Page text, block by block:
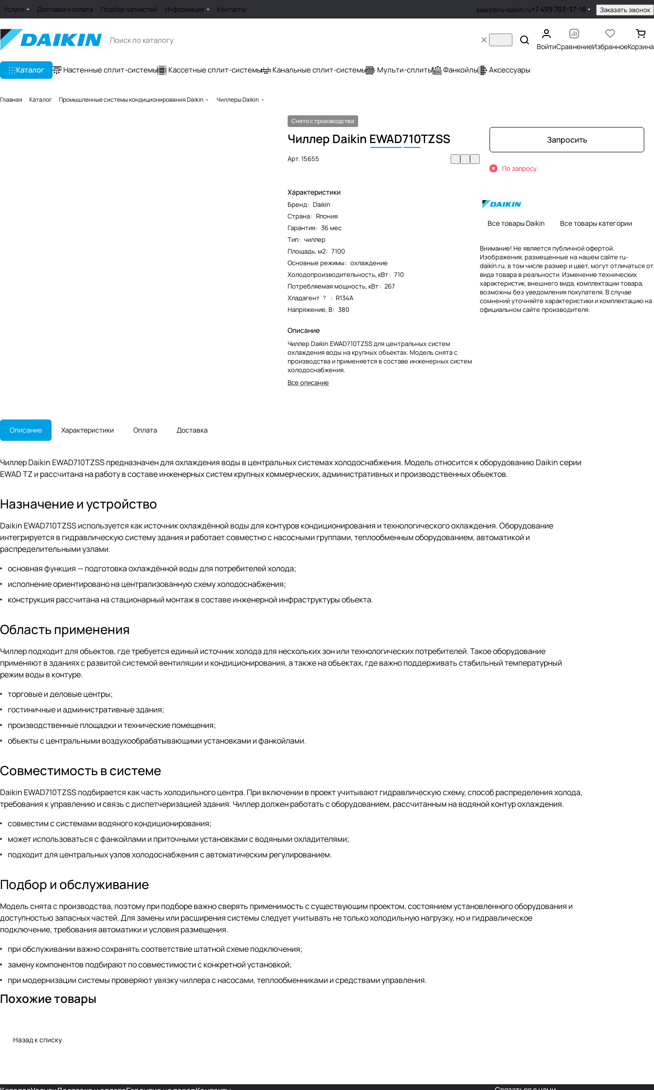
Услуги Доставка и оплата Подбор запчастей Информация Контакты sales@ru-daikin.ru+7 499 703-37-18 Заказать звонок
ВойтиСравнениеИзбранноеКорзина
Каталог Настенные сплит-системы Кассетные сплит-системы Канальные сплит-системы Мульти-сплиты Фанкойлы Аксессуары
Главная Каталог Промышленные системы кондиционирования Daikin Чиллеры Daikin
Снято с производства
Чиллер Daikin EWAD710TZSS
Арт.15655
Характеристики
Бренд: Daikin
Страна: Япония
Гарантия: 36 мес
Тип: чиллер
Площадь, м2: 7100
Основные режимы: охлаждение
Холодопроизводительность, кВт: 710
Потребляемая мощность, кВт: 267
Хладагент ? : R134A
Напряжение, В: 380
Описание
Чиллер Daikin EWAD710TZSS для центральных систем
охлаждения воды на крупных объектах. Модель снята с
производства и применяется в составе инженерных систем
холодоснабжения.
Все описание
Запросить
По запросу
Все товары Daikin Все товары категории
Внимание! Не является публичной офертой.
Изображения, размещенные на нашем сайте ru-
daikin.ru, в том числе размер и цвет, могут отличаться от
вида товара в реальности. Изменение технических
характеристик, внешнего вида, комплектации товара,
возможны без уведомления покупателя. В случае
сомнений уточняйте характеристики и комплектацию на
официальном сайте производителя.
Описание Характеристики Оплата Доставка
Чиллер Daikin EWAD710TZSS предназначен для охлаждения воды в центральных системах холодоснабжения. Модель относится к оборудованию Daikin серии
EWAD TZ и рассчитана на работу в составе инженерных систем крупных коммерческих, административных и производственных объектов.
Назначение и устройство
Daikin EWAD710TZSS используется как источник охлаждённой воды для контуров кондиционирования и технологического охлаждения. Оборудование
интегрируется в гидравлическую систему здания и работает совместно с насосными группами, теплообменным оборудованием, автоматикой и
распределительными узлами.
основная функция — подготовка охлаждённой воды для потребителей холода;
исполнение ориентировано на централизованную схему холодоснабжения;
конструкция рассчитана на стационарный монтаж в составе инженерной инфраструктуры объекта.
Область применения
Чиллер подходит для объектов, где требуется единый источник холода для нескольких зон или технологических потребителей. Такое оборудование
применяют в зданиях с развитой системой вентиляции и кондиционирования, а также на объектах, где важно поддерживать стабильный температурный
режим воды в контуре.
торговые и деловые центры;
гостиничные и административные здания;
производственные площадки и технические помещения;
объекты с центральными воздухообрабатывающими установками и фанкойлами.
Совместимость в системе
Daikin EWAD710TZSS подбирается как часть холодильного центра. При включении в проект учитывают гидравлическую схему, способ распределения холода,
требования к управлению и связь с диспетчеризацией здания. Чиллер должен работать с оборудованием, рассчитанным на водяной контур охлаждения.
совместим с системами водяного кондиционирования;
может использоваться с фанкойлами и приточными установками с водяными охладителями;
подходит для центральных узлов холодоснабжения с автоматическим регулированием.
Подбор и обслуживание
Модель снята с производства, поэтому при подборе важно сверять применимость с существующим проектом, состоянием установленного оборудования и
доступностью запасных частей. Для замены или расширения системы следует учитывать не только холодильную нагрузку, но и гидравлическое
подключение, требования автоматики и условия размещения.
при обслуживании важно сохранять соответствие штатной схеме подключения;
замену компонентов подбирают по совместимости с конкретной установкой;
при модернизации системы проверяют увязку чиллера с насосами, теплообменниками и средствами управления.
Похожие товары
Назад к списку